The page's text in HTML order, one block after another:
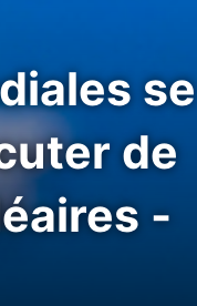
se
de
-